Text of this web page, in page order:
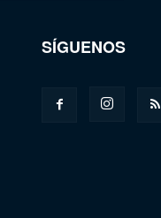
SÍGUENOS